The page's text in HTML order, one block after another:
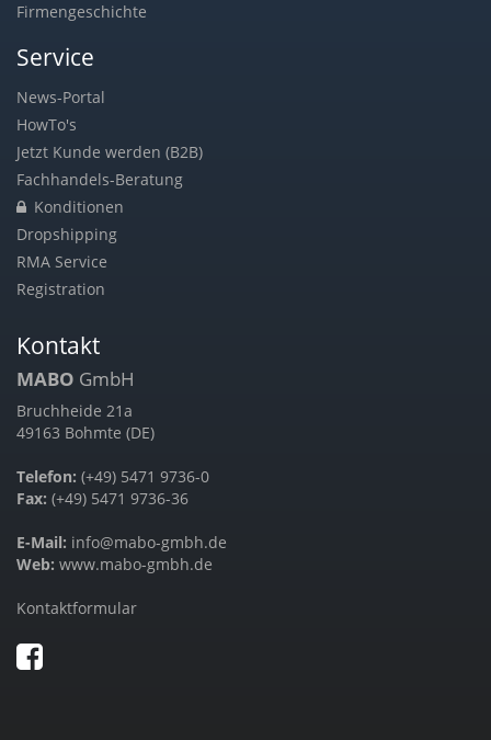
Firmengeschichte
Service
News-Portal
HowTo's
Jetzt Kunde werden (B2B)
Fachhandels-Beratung
Konditionen
Dropshipping
RMA Service
Registration
Kontakt
MABO GmbH
Bruchheide 21a
49163 Bohmte (DE)
Telefon: (+49) 5471 9736-0
Fax: (+49) 5471 9736-36
E-Mail: info@mabo-gmbh.de
Web: www.mabo-gmbh.de
Kontaktformular